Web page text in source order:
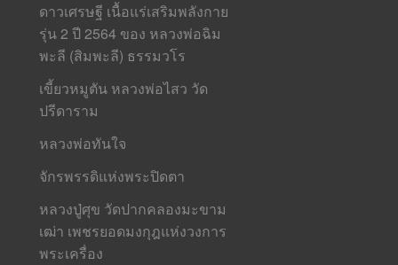
ดาวเศรษฐี เนื้อแร่เสริมพลังกาย
รุ่น 2 ปี 2564 ของ หลวงพ่อฉิม
พะลี (สิมพะลี) ธรรมวโร
เขี้ยวหมูตัน หลวงพ่อไสว วัด
ปรีดาราม
หลวงพ่อทันใจ
จักรพรรดิแห่งพระปิดตา
หลวงปู่ศุข วัดปากคลองมะขาม
เฒ่า เพชรยอดมงกุฎแห่งวงการ
พระเครื่อง